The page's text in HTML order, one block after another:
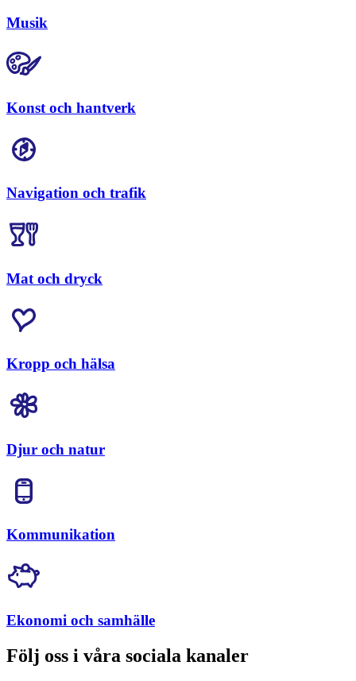
Musik
Konst och hantverk
Navigation och trafik
Mat och dryck
Kropp och hälsa
Djur och natur
Kommunikation
Ekonomi och samhälle
Följ oss i våra sociala kanaler